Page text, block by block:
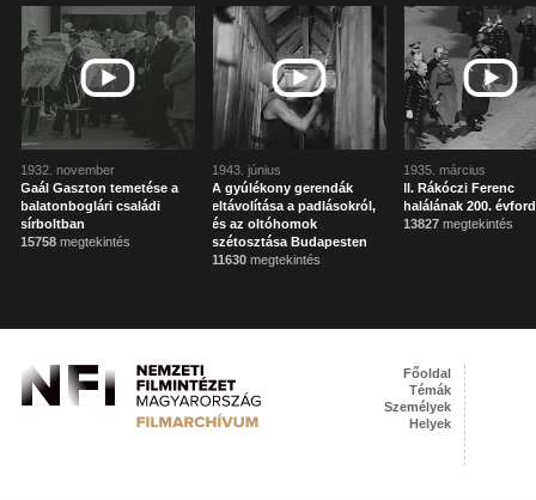
1932. november
Gaál Gaszton temetése a
balatonboglári családi
sírboltban
15758 megtekintés
1943. június
A gyúlékony gerendák
eltávolítása a padlásokról,
és az oltóhomok
szétosztása Budapesten
11630 megtekintés
1935. március
II. Rákóczi Ferenc
halálának 200.
13827 megtekintés
Főoldal
Témák
Személyek
Helyek